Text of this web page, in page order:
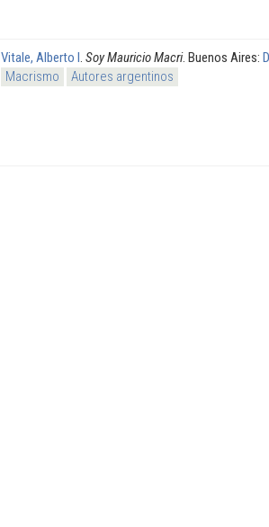
Vitale, Alberto I Soy Mauricio Macri. Buenos Aires:
Macrismo
Autores argentinos